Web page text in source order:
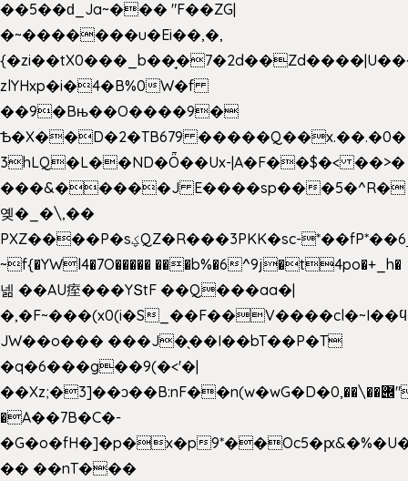
��5��ԁ_Ja~��� "F��ZG|
�~�������u�Ei��,�,
zlYHxp�i�4�B%0W�f
��9�Bњ��O����9�
Ѣ�X��D�2�TB679 �����Q��x.��.�0�
3hLQ�L��ND�Ȫ��Ux-|A�F��$�< ��>�
���&�����J E����sp���5�^R�
옞�_�\,��
PXZ����P�sؼQZ�R���3PKK�sc-*��fP*��6_̦Q���H�hl��a��j��dӤ�ܥ�Ք�7�)S�_3y��@�n-
~f{�YWl4�7O����� ���b%�6^9j�t4po�+_h�
넮 ��AU痓���YՏtF ��Q���aa�|
�,�F~���(x0(i�S
JW��o��� ���J�̖��I��bT��P�T
�q�6���g��9(�<'�|
��Xz;�3]��ͻ��B:nF��n(w�wG�D�݌��\��,0"�
�A��7B�C�-
�G�o�fH�]�p�x�p
�� ��nT���